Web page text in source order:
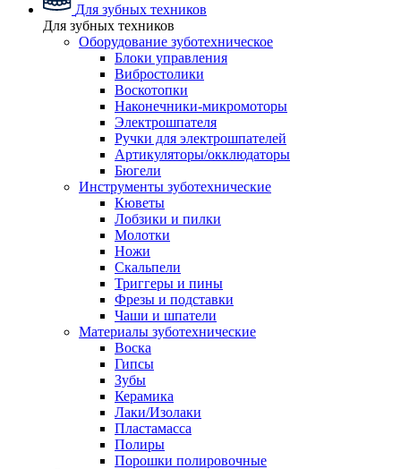
Для зубных техников
Для зубных техников
Оборудование зуботехническое
Блоки управления
Вибростолики
Воскотопки
Наконечники-микромоторы
Электрошпателя
Ручки для электрошпателей
Артикуляторы/окклюдаторы
Бюгели
Инструменты зуботехнические
Кюветы
Лобзики и пилки
Молотки
Ножи
Скальпели
Триггеры и пины
Фрезы и подставки
Чаши и шпатели
Материалы зуботехнические
Воска
Гипсы
Зубы
Керамика
Лаки/Изолаки
Пластамасса
Полиры
Порошки полировочные